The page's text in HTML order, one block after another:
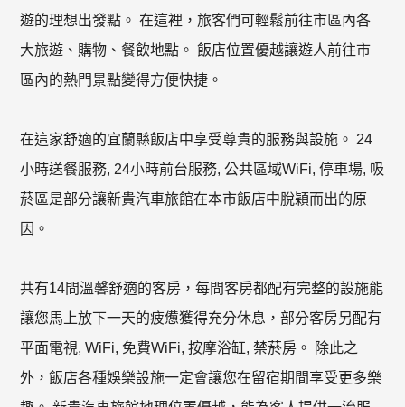
遊的理想出發點。 在這裡，旅客們可輕鬆前往市區內各
大旅遊、購物、餐飲地點。 飯店位置優越讓遊人前往市
區內的熱門景點變得方便快捷。
在這家舒適的宜蘭縣飯店中享受尊貴的服務與設施。 24
小時送餐服務, 24小時前台服務, 公共區域WiFi, 停車場, 吸
菸區是部分讓新貴汽車旅館在本市飯店中脫穎而出的原
因。
共有14間溫馨舒適的客房，每間客房都配有完整的設施能
讓您馬上放下一天的疲憊獲得充分休息，部分客房另配有
平面電視, WiFi, 免費WiFi, 按摩浴缸, 禁菸房。 除此之
外，飯店各種娛樂設施一定會讓您在留宿期間享受更多樂